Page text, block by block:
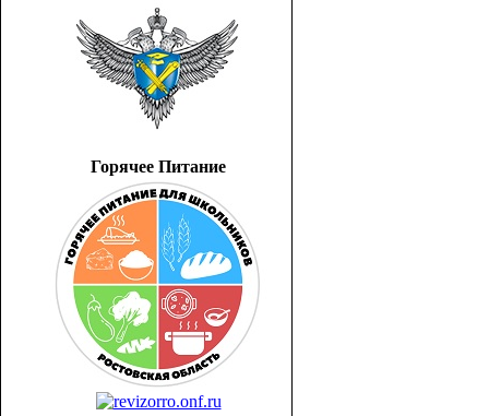
Горячее Питание